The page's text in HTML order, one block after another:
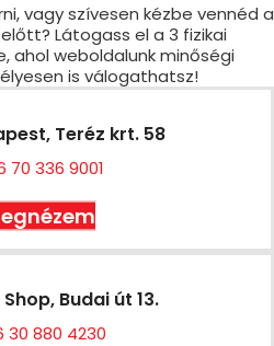
vagy szívesen kézbe vennéd a
Látogass el a 3 fizikai
ahol weboldalunk minőségi
is válogathatsz!
Teréz krt. 58
70 336 9001
Budai út 13.
30 880 4230